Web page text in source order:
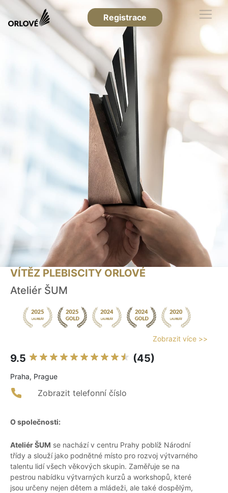
Registrace
VÍTĚZ PLEBISCITY ORLOVÉ
Ateliér ŠUM
Zobrazit více >>
9.5 (45)
Praha, Prague
Zobrazit telefonní číslo
O společnosti:
Ateliér ŠUM se nachází v centru Prahy poblíž Národní
třídy a slouží jako podnětné místo pro rozvoj výtvarného
talentu lidí všech věkových skupin. Zaměřuje se na
pestrou nabídku výtvarných kurzů a workshopů, které
jsou určeny nejen dětem a mládeži, ale také dospělým,